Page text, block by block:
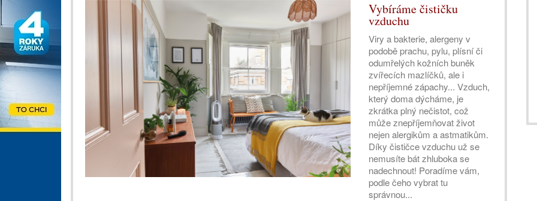
Vybíráme čističku
vzduchu
Viry a bakterie, alergeny v
podobě prachu, pylu, plísní či
odumřelých kožních buněk
zvířecích mazlíčků, ale i
nepříjemné zápachy... Vzduch,
který doma dýcháme, je
zkrátka plný nečistot, což
může znepříjemňovat život
nejen alergikům a astmatikům.
Díky čističce vzduchu už se
nemusíte bát zhluboka se
nadechnout! Poradíme vám,
podle čeho vybrat tu
správnou...